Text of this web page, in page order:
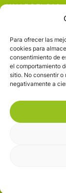
Para ofrecer las
cookies para
consentimiento de
el comportamiento
sitio. No consentir
negativamente a
VALLE DEL PAS
VALLE DEL
PROYECTOS
SERVICIOS
AVISO LEGAL